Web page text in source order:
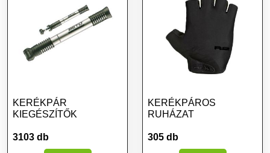
KERÉKPÁR
KIEGÉSZÍTŐK
3103 db
KERÉKPÁROS
RUHÁZAT
305 db